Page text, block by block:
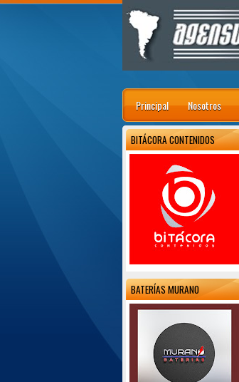
Principal Nosotros
BITÁCORA CONTENIDOS
BATERÍAS MURANO